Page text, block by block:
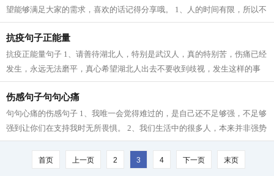
望能够满足大家的需求，喜欢的话记得分享哦。 1、人的时间有限，所以不
要为别人而活，勇敢地去追求自己的...
抗疫句子正能量
抗疫正能量句子 1、请善待湖北人，特别是武汉人，真的特别苦，伤痛已经
发生，永远无法磨平，真心希望湖北人出去不要收到歧视，发生这样的事
不是湖北人所愿意的，最难的也是他...
伤感句子句句心痛
句句心痛的伤感句子 1、我唯一会觉得难过的，是自己还不足够强，不足够
强到让你们在支持我时无所畏惧。 2、我们生活中的很多人，本来并非强势
之人，是你的软弱激发了他的强势；...
首页 上一页 2 3 4 下一页 末页